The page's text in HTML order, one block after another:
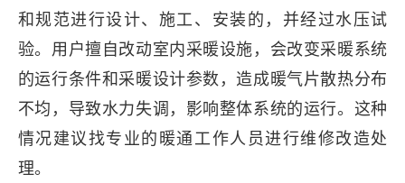
和规范进行设计、施工、安装的，并经过水压试
验。用户擅自改动室内采暖设施，会改变采暖系统
的运行条件和采暖设计参数，造成暖气片散热分布
不均，导致水力失调，影响整体系统的运行。这种
情况建议找专业的暖通工作人员进行维修改造处
理。